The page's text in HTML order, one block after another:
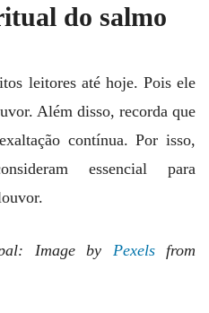
do salmo
leitores até hoje. Pois ele
Além disso, recorda que
contínua. Por isso,
essencial para
Image by Pexelsfrom